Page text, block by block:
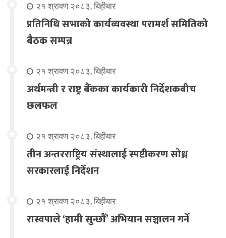
२१ श्रावण २०८३, बिहीबार
प्रतिनिधि सभाको कार्यव्यवस्था परामर्श समितिको
बैठक सम्पन्न
२१ श्रावण २०८३, बिहीबार
अर्थमन्त्री र राष्ट्र बैंकका कार्यकारी निर्देशकबीच
छलफल
२१ श्रावण २०८३, बिहीबार
तीन अन्तरराष्ट्रिय संस्थालाई स्पष्टीकरण सोध्न
सरकारलाई निर्देशन
२१ श्रावण २०८३, बिहीबार
रास्वपाले ‘हामी सुन्छौँ’ अभियान सञ्चालन गर्ने